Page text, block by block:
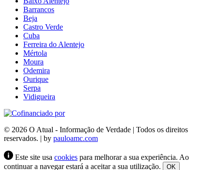
Barrancos
Beja
Castro Verde
Cuba
Ferreira do Alentejo
Mértola
Moura
Odemira
Ourique
Serpa
Vidigueira
© 2026 O Atual - Informação de Verdade | Todos os direitos
reservados. | by pauloamc.com
Este site usa cookies para melhorar a sua experiência. Ao
continuar a navegar estará a aceitar a sua utilização.
OK